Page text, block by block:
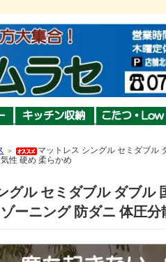
＞
マットレス シングル セミダブル
性 硬め 柔らかめ
グル セミダブル ダブル
ーニング 防ダニ 体圧